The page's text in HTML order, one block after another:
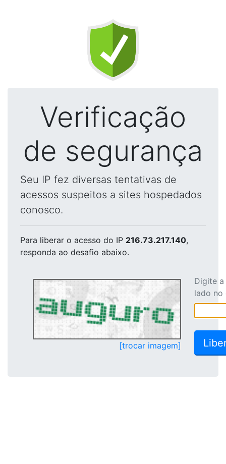
Verificação
de segurança
Seu IP fez diversas tentativas de
acessos suspeitos a sites hospedados
conosco.
Para liberar o acesso do IP 216.73.217.140,
responda ao desafio abaixo.
[trocar imagem]
Digite
lado no